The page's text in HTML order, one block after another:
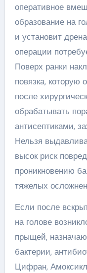
оперативное
образование на
и установит
операции
Поверх ранки
повязка, которую
после
обрабатывать
антисептиками,
Нельзя
высок риск
проникновению
тяжелых
Если после
на голове
прыщей,
бактерии,
Цифран,